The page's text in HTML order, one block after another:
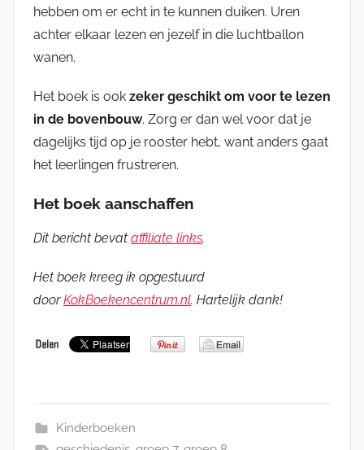
hebben om er echt in te kunnen duiken. Uren
achter elkaar lezen en jezelf in die luchtballon
wanen.
Het boek is ook zeker geschikt om voor te lezen
in de bovenbouw. Zorg er dan wel voor dat je
dagelijks tijd op je rooster hebt, want anders gaat
het leerlingen frustreren.
Het boek aanschaffen
Dit bericht bevat affiliate links.
Het boek kreeg ik opgestuurd
doorKokBoekencentrum.nl. Hartelijk dank!
Kinderboeken